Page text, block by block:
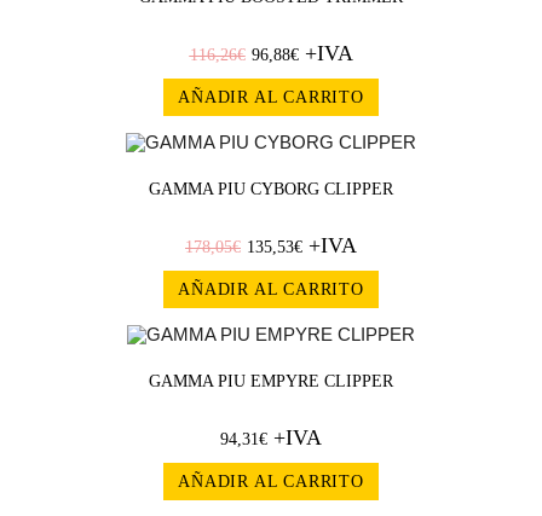
116,26€ 96,88€+IVA
AÑADIR AL CARRITO
GAMMA PIU CYBORG CLIPPER
178,05€ 135,53€ +IVA
AÑADIR AL CARRITO
GAMMA PIU EMPYRE CLIPPER
94,31€ +IVA
AÑADIR AL CARRITO